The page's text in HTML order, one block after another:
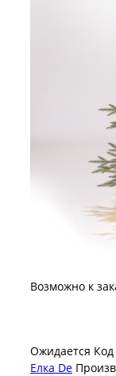
Возможно к
Ожидается
Елка De